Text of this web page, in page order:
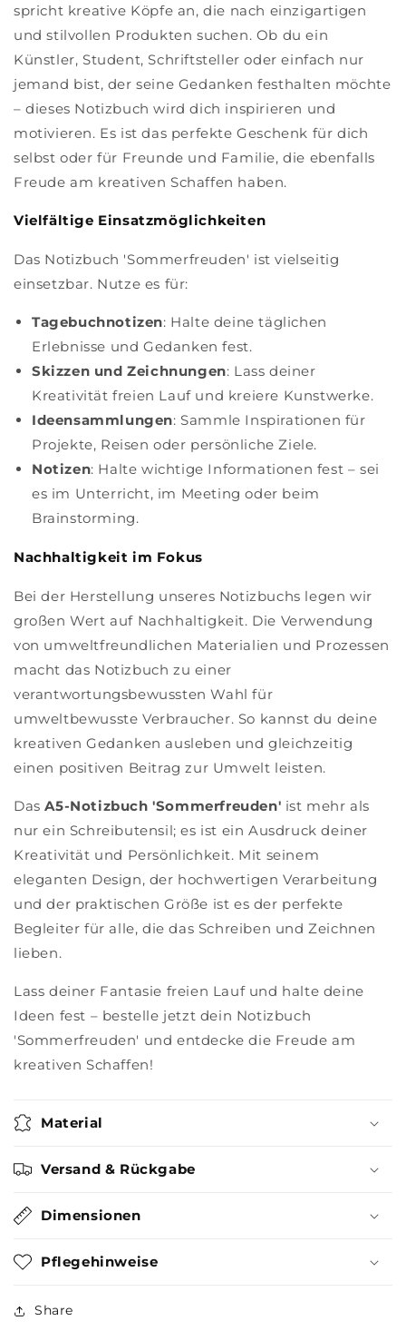
spricht kreative Köpfe an, die nach einzigartigen
und stilvollen Produkten suchen. Ob du ein
Künstler, Student, Schriftsteller oder einfach nur
jemand bist, der seine Gedanken festhalten möchte
– dieses Notizbuch wird dich inspirieren und
motivieren. Es ist das perfekte Geschenk für dich
selbst oder für Freunde und Familie, die ebenfalls
Freude am kreativen Schaffen haben.
Vielfältige Einsatzmöglichkeiten
Das Notizbuch 'Sommerfreuden' ist vielseitig
einsetzbar. Nutze es für:
Tagebuchnotizen: Halte deine täglichen
Erlebnisse und Gedanken fest.
Skizzen und Zeichnungen: Lass deiner
Kreativität freien Lauf und kreiere Kunstwerke.
Ideensammlungen: Sammle Inspirationen für
Projekte, Reisen oder persönliche Ziele.
Notizen: Halte wichtige Informationen fest – sei
es im Unterricht, im Meeting oder beim
Brainstorming.
Nachhaltigkeit im Fokus
Bei der Herstellung unseres Notizbuchs legen wir
großen Wert auf Nachhaltigkeit. Die Verwendung
von umweltfreundlichen Materialien und Prozessen
macht das Notizbuch zu einer
verantwortungsbewussten Wahl für
umweltbewusste Verbraucher. So kannst du deine
kreativen Gedanken ausleben und gleichzeitig
einen positiven Beitrag zur Umwelt leisten.
DasA5-Notizbuch 'Sommerfreuden' ist mehr als
nur ein Schreibutensil; es ist ein Ausdruck deiner
Kreativität und Persönlichkeit. Mit seinem
eleganten Design, der hochwertigen Verarbeitung
und der praktischen Größe ist es der perfekte
Begleiter für alle, die das Schreiben und Zeichnen
lieben.
Lass deiner Fantasie freien Lauf und halte deine
Ideen fest – bestelle jetzt dein Notizbuch
'Sommerfreuden' und entdecke die Freude am
kreativen Schaffen!
Material
Versand & Rückgabe
Dimensionen
Pflegehinweise
Share